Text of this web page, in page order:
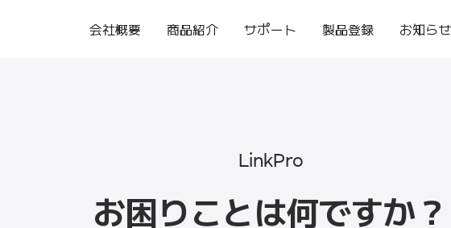
会社概要 商品紹介 サポート 製品登録 お知らせ
LinkPro
お困りことは何ですか？